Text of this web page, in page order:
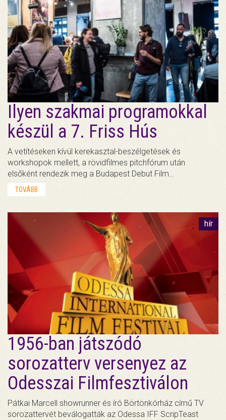
Ilyen szakmai programokkal
készül a 7. Friss Hús
A vetítéseken kívül kerekasztal-beszélgetések és
workshopok mellett, a rövidfilmes pitchfórum után
elsőként rendezik meg a Budapest Debut Film…
TOVÁBB
hír
1956-ban játszódó
sorozatterv versenyez az
Odesszai Filmfesztiválon
Pátkai Marcell showrunner és író Börtönkórház című TV
sorozattervét beválogatták az Odessa IFF ScripTeast